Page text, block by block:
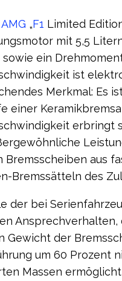
AMG „F1 Limited
mit 5,5
ein
ist
Merkmal: Es
einer
erbringt
Bremsscheiben aus
Bremssätteln des
der bei
Gewicht der
um 60 Prozent
Massen